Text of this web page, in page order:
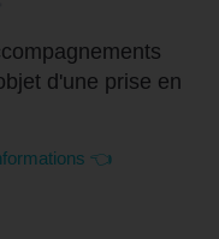
d'une prise en
👈